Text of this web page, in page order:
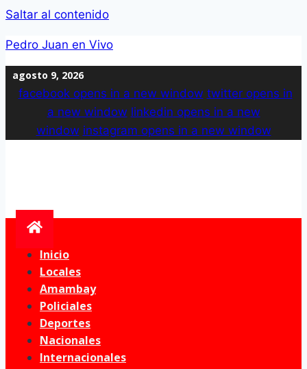
Saltar al contenido
Pedro Juan en Vivo
agosto 9, 2026
facebookopens in a new window twitteropens in
a new window linkedin opens in a new
window instagram opens in a new window
Inicio
Locales
Amambay
Policiales
Deportes
Nacionales
Internacionales